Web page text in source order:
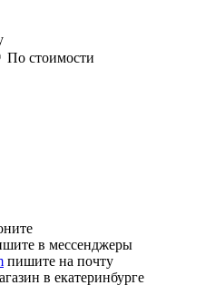
По стоимости
в мессенджеры
пишите на почту
в екатеринбурге